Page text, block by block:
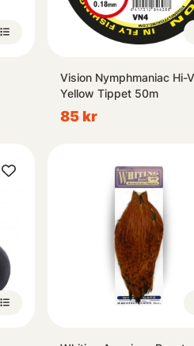
Vision Nymphmaniac Hi-
Yellow Tippet 50m
85 kr